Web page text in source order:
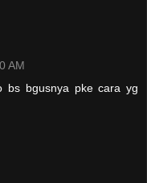
AM
bs bgusnya pke cara yg